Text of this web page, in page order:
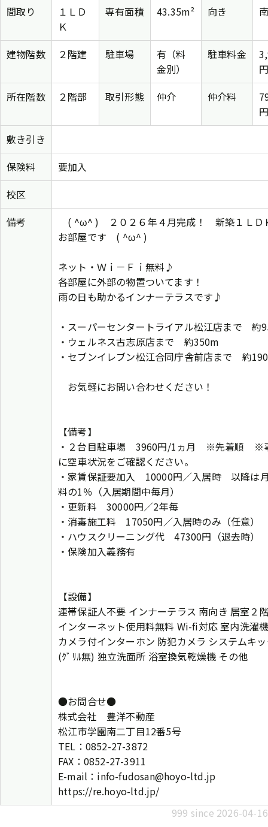
間取り
１ＬＤ
Ｋ
専有面積 43.35m² 向き
建物階数 ２階建 駐車場
有（料
金別）
駐車料金
所在階数
２階部 取引形態 仲介 仲介料
敷き引き
保険料
要加入
校区
備考
( ^ω^ ) ２０２６年４月完成！ 新築１ＬＤ
お部屋です ( ^ω^ )
ネット・Ｗｉ－Ｆｉ無料♪
各部屋に外部の物置ついてます！
雨の日も助かるインナーテラスです♪
・スーパーセンタートライアル松江店まで 約
・ウェルネス古志原店まで 約350m
・セブンイレブン松江合同庁舎前店まで 約
お気軽にお問い合わせください！
【備考】
・２台目駐車場 3960円/1ヵ月 ※先着順 ※
に空車状況をご確認ください。
・家賃保証要加入 10000円／入居時 以降は
料の1％（入居期間中毎月）
・更新料 30000円／2年毎
・消毒施工料 17050円／入居時のみ（任意）
・ハウスクリーニング代 47300円（退去時）
・保険加入義務有
【設備】
連帯保証人不要 インナーテラス 南向き 居室２
インターネット使用料無料 Wi-fi対応 室内洗濯
カメラ付インターホン 防犯カメラ システムキ
(ｸﾞﾘﾙ無) 独立洗面所 浴室換気乾燥機 その他
●お問合せ●
株式会社 豊洋不動産
松江市学園南二丁目12番5号
TEL：0852-27-3872
FAX：0852-27-3911
E-mail：info-fudosan@hoyo-ltd.jp
https://re.hoyo-ltd.jp/
999 since 2026-04-16